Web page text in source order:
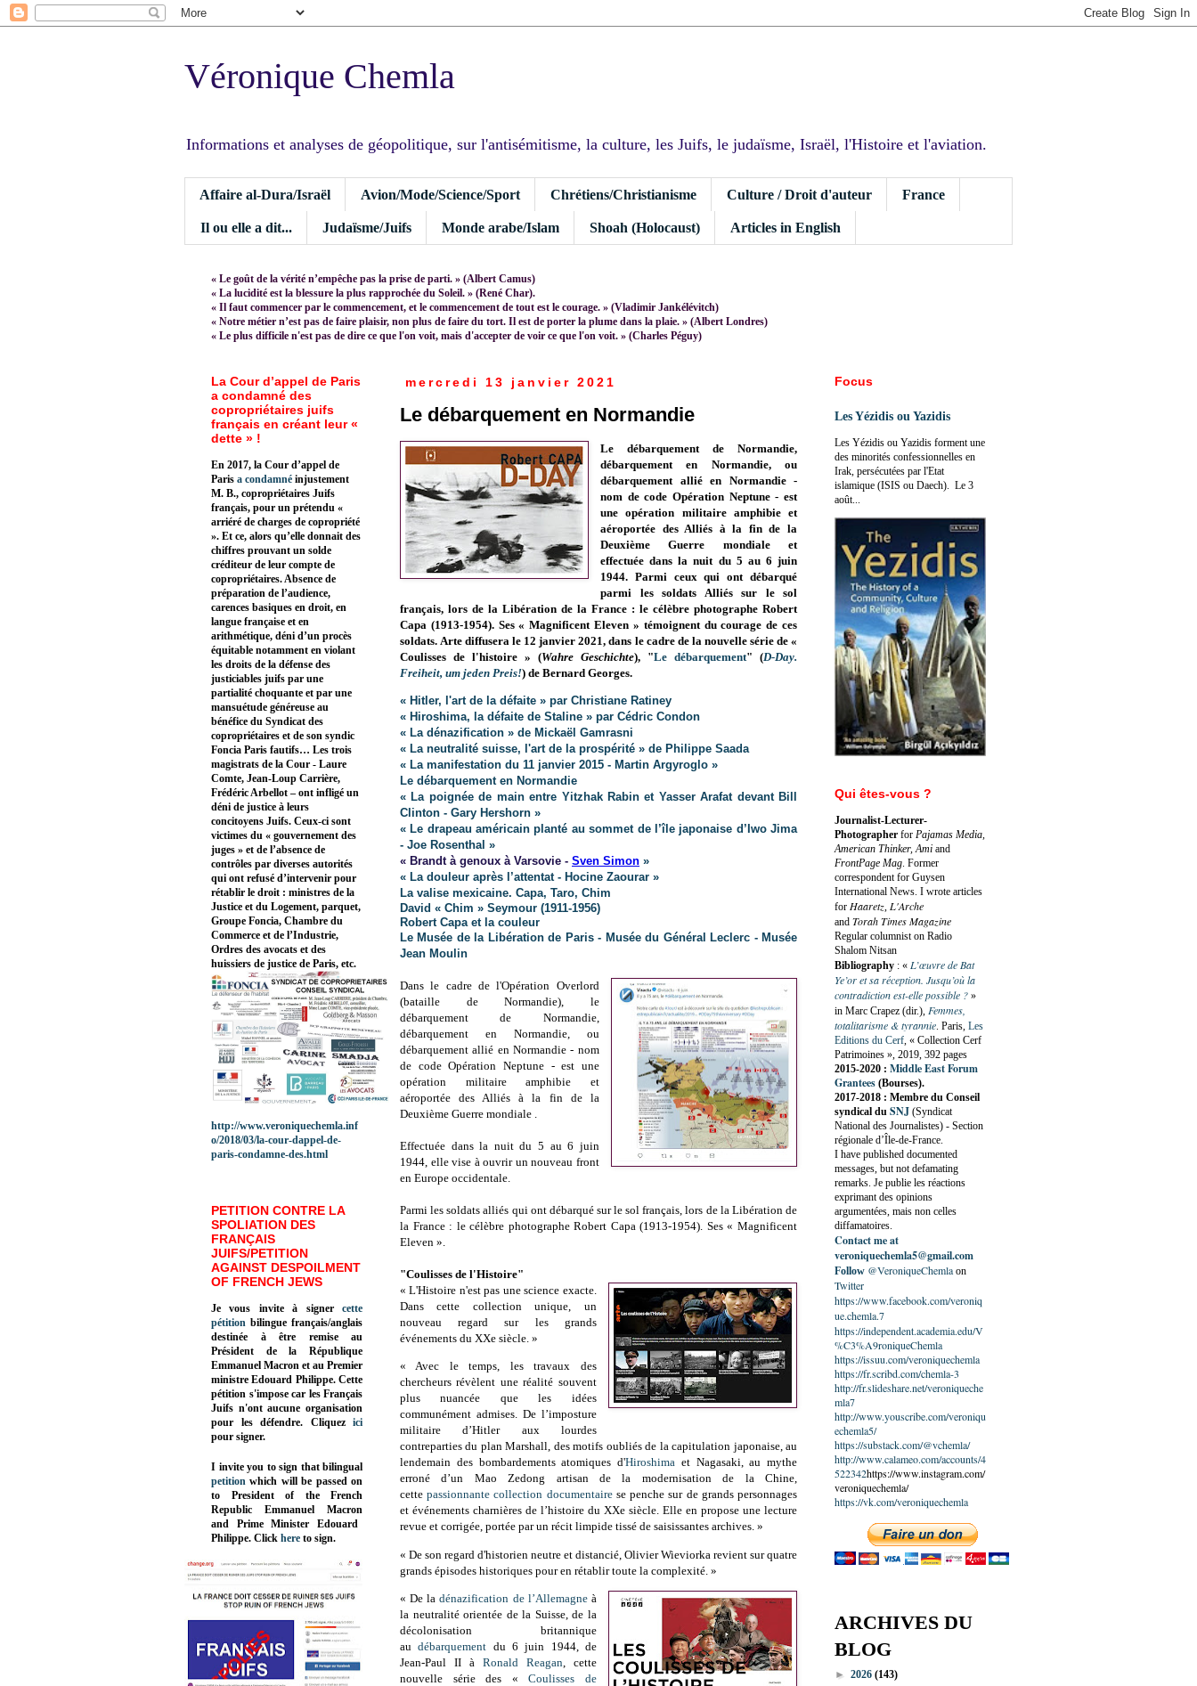
Véronique Chemla
Informations et analyses de géopolitique, sur l'antisémitisme, la culture, les Juifs, le judaïsme, Israël, l'Histoire et l'aviation.
Affaire al-Dura/Israël Avion/Mode/Science/Sport Chrétiens/Christianisme Culture / Droit d'auteur France
Il ou elle a dit... Judaïsme/Juifs Monde arabe/Islam Shoah (Holocaust) Articles in English
« Le goût de la vérité n’empêche pas la prise de parti. » (Albert Camus)
« La lucidité est la blessure la plus rapprochée du Soleil. » (René Char).
« Il faut commencer par le commencement, et le commencement de tout est le courage. » (Vladimir Jankélévitch)
« Notre métier n’est pas de faire plaisir, non plus de faire du tort. Il est de porter la plume dans la plaie. » (Albert Londres)
« Le plus difficile n'est pas de dire ce que l'on voit, mais d'accepter de voir ce que l'on voit. » (Charles Péguy)
mercredi 13 janvier 2021
Le débarquement en Normandie
Le débarquement de Normandie,
débarquement en Normandie, ou
débarquement allié en Normandie -
nom de code Opération Neptune - est
une opération militaire amphibie et
aéroportée des Alliés à la fin de la
Deuxième Guerre mondiale et
effectuée dans la nuit du 5 au 6 juin
1944. Parmi ceux qui ont débarqué
parmi les soldats Alliés sur le sol
français, lors de la Libération de la France : le célèbre photographe Robert
Capa (1913-1954). Ses « Magnificent Eleven » témoignent du courage de ces
soldats.Arte diffusera le 12 janvier 2021, dans le cadre de la nouvelle série de «
Coulisses de l'histoire » (Wahre Geschichte), "Le débarquement" (D-Day.
Freiheit, um jeden Preis!) de Bernard Georges.
« Hitler, l'art de la défaite » par Christiane Ratiney
« Hiroshima, la défaite de Staline » par Cédric Condon
« La dénazification » de Mickaël Gamrasni
« La neutralité suisse, l'art de la prospérité » de Philippe Saada
« La manifestation du 11 janvier 2015 - Martin Argyroglo »
Le débarquement en Normandie
« La poignée de main entre Yitzhak Rabin et Yasser Arafat devant Bill
Clinton - Gary Hershorn »
« Le drapeau américain planté au sommet de l’île japonaise d’Iwo Jima
- Joe Rosenthal »
« Brandt à genoux à Varsovie - Sven Simon »
« La douleur après l’attentat - Hocine Zaourar »
La valise mexicaine. Capa, Taro, Chim
David « Chim » Seymour (1911-1956)
Robert Capa et la couleur
Le Musée de la Libération de Paris - Musée du Général Leclerc - Musée
Jean Moulin
Dans le cadre de l'Opération Overlord
(bataille de Normandie), le
débarquement de Normandie,
débarquement en Normandie, ou
débarquement allié en Normandie - nom
de code Opération Neptune - est une
opération militaire amphibie et
aéroportée des Alliés à la fin de la
Deuxième Guerre mondiale .
Effectuée dans la nuit du 5 au 6 juin
1944, elle vise à ouvrir un nouveau front
en Europe occidentale.
Parmi les soldats alliés qui ont débarqué sur le sol français, lors de la Libération de
la France : le célèbre photographe Robert Capa (1913-1954). Ses « Magnificent
Eleven ».
"Coulisses de l'Histoire"
« L'Histoire n'est pas une science exacte.
Dans cette collection unique, un
nouveau regard sur les grands
événements du XXe siècle. »
« Avec le temps, les travaux des
chercheurs révèlent une réalité souvent
plus nuancée que les idées
communément admises. De l’imposture
militaire d’Hitler aux lourdes
contreparties du plan Marshall, des motifs oubliés de la capitulation japonaise, au
lendemain des bombardements atomiques d'Hiroshima et Nagasaki, au mythe
erroné d’un Mao Zedong artisan de la modernisation de la Chine,
cettepassionnante collection documentairese penche sur de grands personnages
et événements charnières de l’histoire du XXe siècle. Elle en propose une lecture
revue et corrigée, portée par un récit limpide tissé de saisissantes archives. »
« De son regard d'historien neutre et distancié, Olivier Wieviorka revient sur quatre
grands épisodes historiques pour en rétablir toute la complexité. »
« De ladénazification de l’Allemagneà
la neutralité orientée de la Suisse, de la
décolonisation britannique
audébarquement du 6 juin 1944, de
Jean-Paul II à Ronald Reagan , cette
nouvelle série des «Coulisses de
La Cour d’appel de Paris
a condamné des
copropriétaires juifs
français en créant leur «
dette » !
En 2017, la Cour d’appel de
Paris a condamné injustement
M. B., copropriétaires Juifs
français, pour un prétendu «
arriéré de charges de copropriété
». Et ce, alors qu’elle donnait des
chiffres prouvant un solde
créditeur de leur compte de
copropriétaires. Absence de
préparation de l’audience,
carences basiques en droit, en
langue française et en
arithmétique, déni d’un procès
équitable notamment en violant
les droits de la défense des
justiciables juifs par une
partialité choquante et par une
mansuétude généreuse au
bénéfice du Syndicat des
copropriétaires et de son syndic
Foncia Paris fautifs… Les trois
magistrats de la Cour - Laure
Comte, Jean-Loup Carrière,
Frédéric Arbellot – ont infligé un
déni de justice à leurs
concitoyens Juifs. Ceux-ci sont
victimes du « gouvernement des
juges » et de l’absence de
contrôles par diverses autorités
qui ont refusé d’intervenir pour
rétablir le droit : ministres de la
Justice et du Logement, parquet,
Groupe Foncia, Chambre du
Commerce et de l’Industrie,
Ordres des avocats et des
huissiers de justice de Paris, etc.
http://www.veroniquechemla.inf
o/2018/03/la-cour-dappel-de-
paris-condamne-des.html
PETITION CONTRE LA
SPOLIATION DES
FRANÇAIS
JUIFS/PETITION
AGAINST DESPOILMENT
OF FRENCH JEWS
Je vous invite à signer cette
pétition bilingue français/anglais
destinée à être remise au
Président de la République
Emmanuel Macron et au Premier
ministre Edouard Philippe. Cette
pétition s'impose car les Français
Juifs n'ont aucune organisation
pour les défendre. Cliquez
ici
pour signer.
I invite you to sign that bilingual
petition which will be passed on
to President of the French
Republic Emmanuel Macron
and Prime Minister Edouard
Philippe. Click here to sign.
Focus
Les Yézidis ou Yazidis
Les Yézidis ou Yazidis forment une
des minorités confessionnelles en
Irak, persécutées par l'Etat
islamique (ISIS ou Daech). Le 3
août...
Qui êtes-vous ?
Journalist-Lecturer-
Photographer for Pajamas Media,
American Thinker, Ami and
FrontPage Mag. Former
correspondent for Guysen
International News. I wrote articles
for Haaretz, L'Arche
and Torah Times Magazine
Regular columnist on Radio
Shalom Nitsan
Bibliography : « L’œuvre de Bat
Ye’or et sa réception. Jusqu’où la
contradiction est-elle possible ? »
in Marc Crapez (dir.), Femmes,
totalitarisme & tyrannie. Paris, Les
Editions du Cerf, « Collection Cerf
Patrimoines », 2019, 392 pages
2015-2020 : Middle East Forum
Grantees (Bourses).
2017-2018 : Membre du Conseil
syndical du SNJ (Syndicat
National des Journalistes) - Section
régionale d’Île-de-France.
I have published documented
messages, but not defamating
remarks. Je publie les réactions
exprimant des opinions
argumentées, mais non celles
diffamatoires.
Contact me at
veroniquechemla5@gmail.com
Follow @VeroniqueChemlaon
Twitter
https://www.facebook.com/veroniq
ue.chemla.7
https://independent.academia.edu/V
%C3%A9roniqueChemla
https://issuu.com/veroniquechemla
https://fr.scribd.com/chemla-3
http://fr.slideshare.net/veroniqueche
mla7
http://www.youscribe.com/veroniqu
echemla5/
https://substack.com/@vchemla/
http://www.calameo.com/accounts/4
522342https://www.instagram.com/
veroniquechemla/
https://vk.com/veroniquechemla
ARCHIVES DU
BLOG
► 2026 (143)